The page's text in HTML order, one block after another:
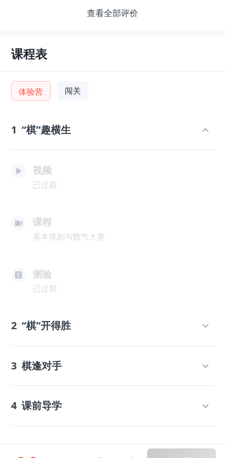
查看全部评价
课程表
体验营 闯关
1 “棋”趣横生
视频
已过期
课程
基本规则与数气大赛
测验
已过期
2 “棋”开得胜
3 棋逢对手
4 课前导学